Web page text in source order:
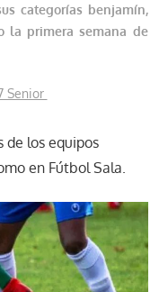
categorías benjamín,
primera semana de
Senior
de los equipos
en Fútbol Sala.